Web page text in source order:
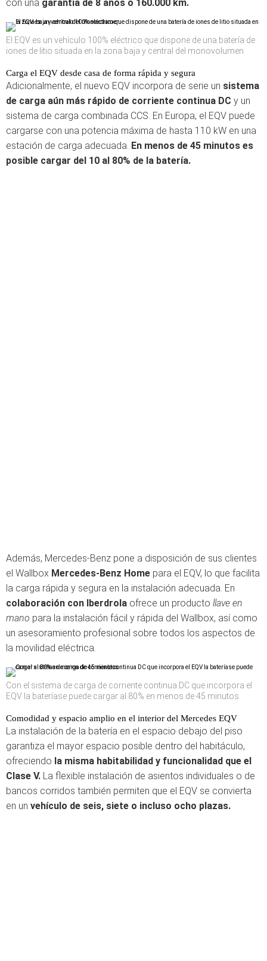
con una garantía de 8 años o 160.000 km.
El EQV es un vehículo 100% eléctrico que dispone de una batería de
iones de litio situada en la zona baja y central del monovolumen
Carga el EQV desde casa de forma rápida y segura
Adicionalmente, el nuevo EQV incorpora de serie un sistema
de carga aún más rápido de corriente continua DC y un
sistema de carga combinada CCS. En Europa, el EQV puede
cargarse con una potencia máxima de hasta 110 kW en una
estación de carga adecuada. En menos de 45 minutos es
posible cargar del 10 al 80% de la batería.
Además, Mercedes-Benz pone a disposición de sus clientes
el Wallbox Mercedes-Benz Home para el EQV, lo que facilita
la carga rápida y segura en la instalación adecuada. En
colaboración con Iberdrola ofrece un producto llave en
mano para la instalación fácil y rápida del Wallbox, así como
un asesoramiento profesional sobre todos los aspectos de
la movilidad eléctrica.
Con el sistema de carga de corriente continua DC que incorpora el
EQV la bateríase puede cargar al 80% en menos de 45 minutos
Comodidad y espacio amplio en el interior del Mercedes EQV
La instalación de la batería en el espacio debajo del piso
garantiza el mayor espacio posible dentro del habitáculo,
ofreciendo la misma habitabilidad y funcionalidad que el
Clase V. La flexible instalación de asientos individuales o de
bancos corridos también permiten que el EQV se convierta
en un vehículo de seis, siete o incluso ocho plazas.